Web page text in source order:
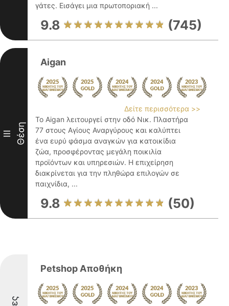
γάτες. Εισάγει μια πρωτοποριακή ...
9.8 (745)
III Θέση
Aigan
Δείτε περισσότερα >>
Το Aigan λειτουργεί στην οδό Νικ. Πλαστήρα
77 στους Αγίους Αναργύρους και καλύπτει
ένα ευρύ φάσμα αναγκών για κατοικίδια
ζώα, προσφέροντας μεγάλη ποικιλία
προϊόντων και υπηρεσιών. Η επιχείρηση
διακρίνεται για την πληθώρα επιλογών σε
παιχνίδια, ...
9.8 (50)
Petshop Αποθήκη